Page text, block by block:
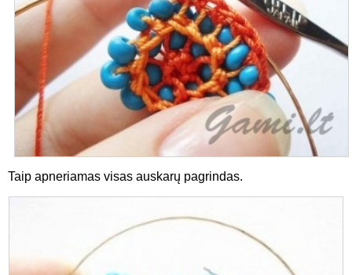
Taip apneriamas visas auskarų pagrindas.